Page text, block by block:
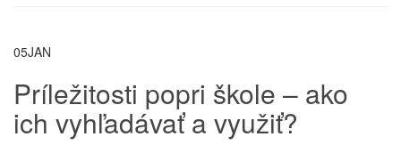
05JAN
Príležitosti popri škole – ako
ich vyhľadávať a využiť?